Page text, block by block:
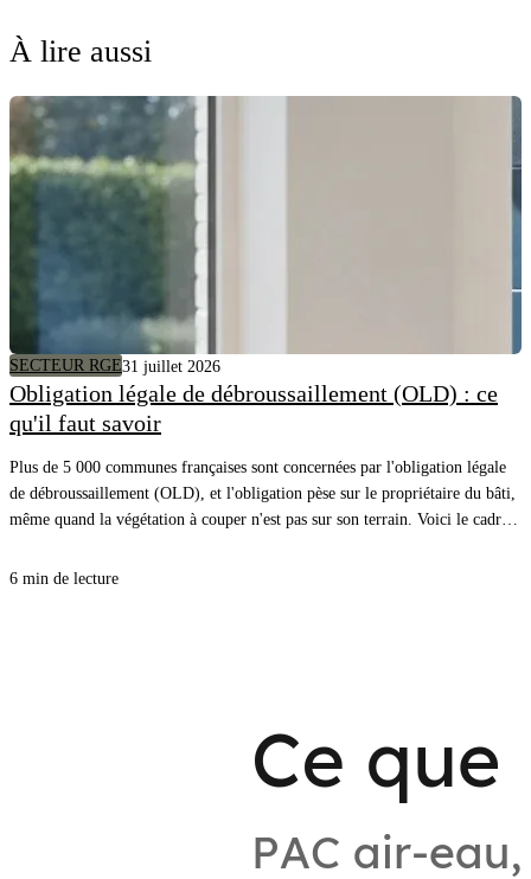
À lire aussi
SECTEUR RGE31 juillet 2026
Obligation légale de débroussaillement (OLD) : ce
qu'il faut savoir
Plus de 5 000 communes françaises sont concernées par l'obligation légale
de débroussaillement (OLD), et l'obligation pèse sur le propriétaire du bâti,
même quand la végétation à couper n'est pas sur son terrain. Voici le cadre,
autour de chez vous.
6 min de lecture